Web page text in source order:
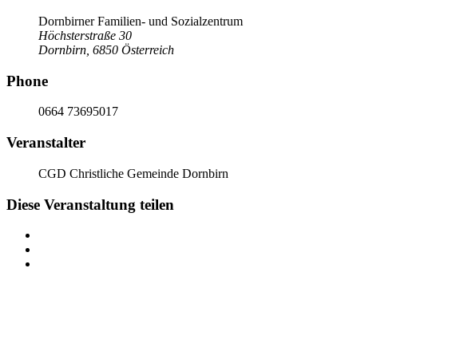
Dornbirner Familien- und Sozialzentrum
Höchsterstraße 30
Dornbirn 6850 Österreich
Phone
0664 73695017
Veranstalter
CGD Christliche Gemeinde Dornbirn
Diese Veranstaltung teilen